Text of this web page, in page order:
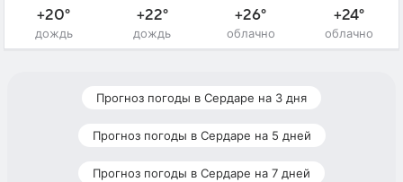
+20°
дождь
+22°
дождь
+26°
облачно
+24°
облачно
Прогноз погоды в Сердаре на 3 дня
Прогноз погоды в Сердаре на 5 дней
Прогноз погоды в Сердаре на 7 дней